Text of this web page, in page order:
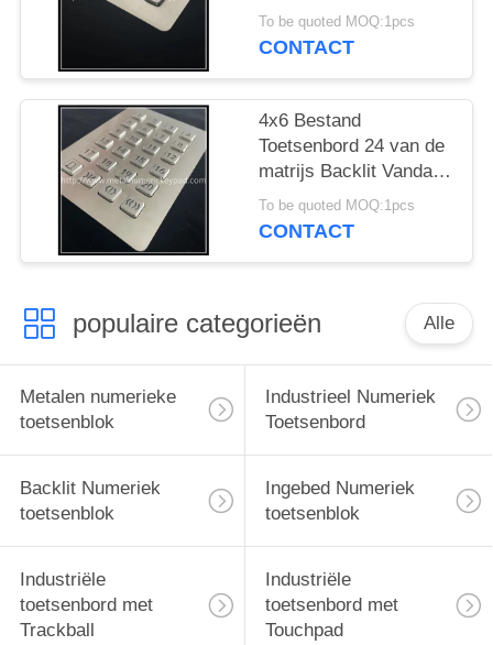
het Numeriek
toetsenblokToegangsbeheer
To be quoted MOQ:1pcs
CONTACT
4x6 Bestand
Toetsenbord 24 van de
matrijs Backlit Vandaal
Zeer belangrijk Digitaal
Metaaltoetsenbord
To be quoted MOQ:1pcs
CONTACT
populaire categorieën Alle
Metalen numerieke
toetsenblok
Industrieel Numeriek
Toetsenbord
Backlit Numeriek
toetsenblok
Ingebed Numeriek
toetsenblok
Industriële
toetsenbord met
Trackball
Industriële
toetsenbord met
Touchpad